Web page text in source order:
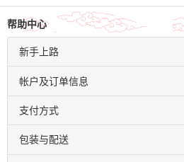
帮助中心
新手上路
click to expand contents
帐户及订单信息
click to expand contents
支付方式
click to expand contents
包装与配送
click to expand contents